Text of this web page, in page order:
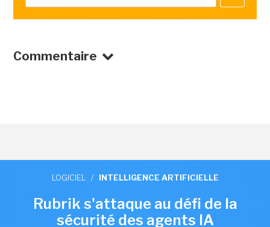
Commentaire
LOGICIEL / INTELLIGENCE ARTIFICIELLE
Rubrik s'attaque au défi de la
sécurité des agents IA